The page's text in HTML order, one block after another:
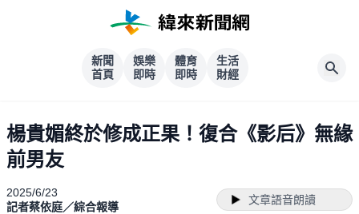
新聞
首頁
娛樂
即時
體育
即時
生活
財經
楊貴媚終於修成正果！復合《影后》無緣
前男友
2025/6/23
記者蔡依庭／綜合報導
文章語音朗讀